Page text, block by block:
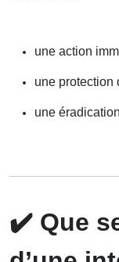
une action
une protection
une
✔️ Que